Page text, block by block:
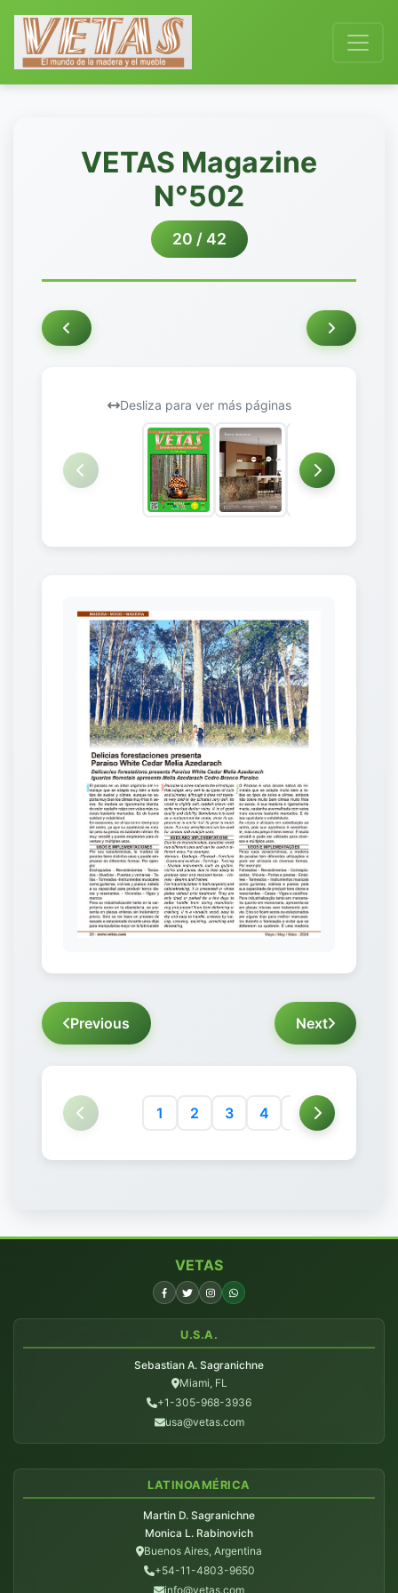
VETAS Magazine
N°502
20 / 42
Desliza para ver más páginas
Previous Next
1 2 3 4 5 6
VETAS
U.S.A.
Sebastian A. Sagranichne
Miami, FL
+1-305-968-3936
usa@vetas.com
LATINOAMÉRICA
Martin D. Sagranichne
Monica L. Rabinovich
Buenos Aires, Argentina
+54-11-4803-9650
info@vetas.com